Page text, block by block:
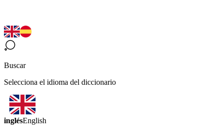
Buscar
Selecciona el idioma del diccionario
inglésEnglish